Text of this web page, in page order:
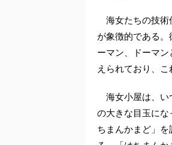
海女たちの技術
が象徴的である
ーマン、ドーマ
えられており、こ
海女小屋は、い
の大きな目玉に
ちまんかまど」